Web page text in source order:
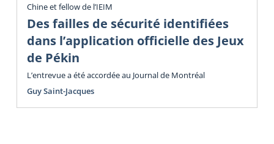
Chine et fellow de l’IEIM
Des failles de sécurité identifiées
dans l’application officielle des Jeux
de Pékin
L’entrevue a été accordée au Journal de Montréal
Guy Saint-Jacques